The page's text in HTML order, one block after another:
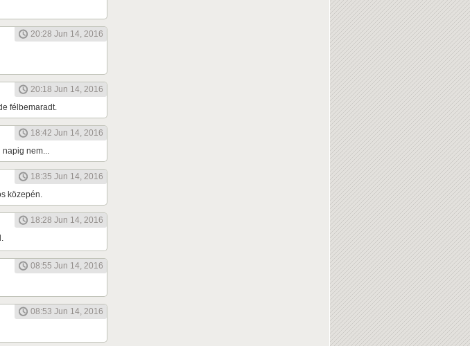
20:28 Jun 14, 2016
20:18 Jun 14, 2016
félbemaradt.
18:42 Jun 14, 2016
napig nem...
18:35 Jun 14, 2016
közepén.
18:28 Jun 14, 2016
08:55 Jun 14, 2016
08:53 Jun 14, 2016